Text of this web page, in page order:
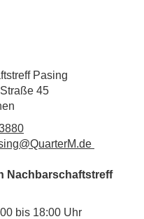
Pasing
45
Nachbarschaftstreff
bis 18:00 Uhr